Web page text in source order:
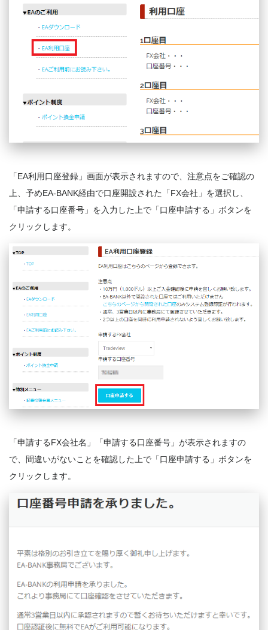
「EA利用口座登録」画面が表示されますので、注意点をご確認の
上、予めEA-BANK経由で口座開設された「FX会社」を選択し、
「申請する口座番号」を入力した上で「口座申請する」ボタンを
クリックします。
「申請するFX会社名」「申請する口座番号」が表示されますの
で、間違いがないことを確認した上で「口座申請する」ボタンを
クリックします。